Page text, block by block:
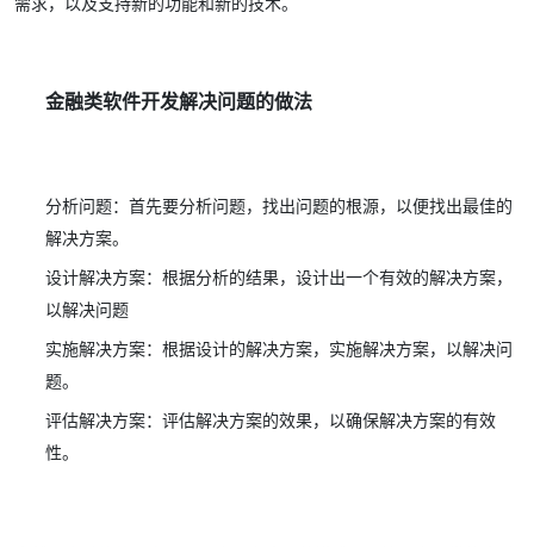
需求，以及支持新的功能和新的技术。
金融类软件开发解决问题的做法
分析问题：首先要分析问题，找出问题的根源，以便找出最佳的
解决方案。
设计解决方案：根据分析的结果，设计出一个有效的解决方案，
以解决问题
实施解决方案：根据设计的解决方案，实施解决方案，以解决问
题。
评估解决方案：评估解决方案的效果，以确保解决方案的有效
性。